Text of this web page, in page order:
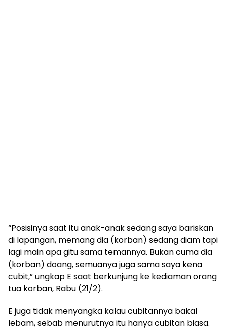
“Posisinya saat itu anak-anak sedang saya bariskan
di lapangan, memang dia (korban) sedang diam tapi
lagi main apa gitu sama temannya. Bukan cuma dia
(korban) doang, semuanya juga sama saya kena
cubit,” ungkap E saat berkunjung ke kediaman orang
tua korban, Rabu (21/2).
E juga tidak menyangka kalau cubitannya bakal
lebam, sebab menurutnya itu hanya cubitan biasa.